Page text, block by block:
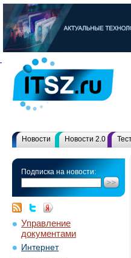
Новости Новости 2.0
Подписка на новости:
Управление
документами
Интернет